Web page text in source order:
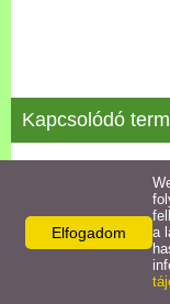
Egyéb
Egészségügyi
Uraiújfalu
Kapcsolódó
2019.08.06.
Elfogadom
a